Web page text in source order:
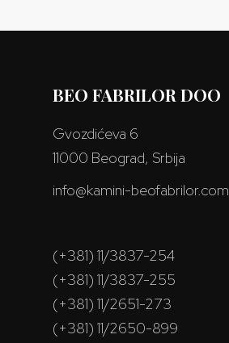
BEO FABRILOR DOO
Gvozdićeva 6
11000 Beograd, Srbija
info@kamini-beofabrilor.com
(+381) 11/3837-254
(+381) 11/3837-255
(+381) 11/2651-273
(+381) 11/2650-899